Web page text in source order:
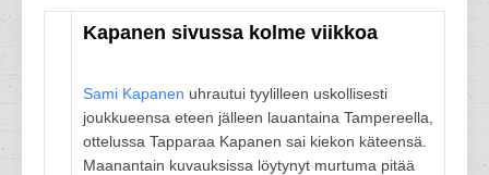
Kapanen sivussa kolme viikkoa
Sami Kapanen uhrautui tyylilleen uskollisesti
joukkueensa eteen jälleen lauantaina Tampereella,
ottelussa Tapparaa Kapanen sai kiekon käteensä.
Maanantain kuvauksissa löytynyt murtuma pitää